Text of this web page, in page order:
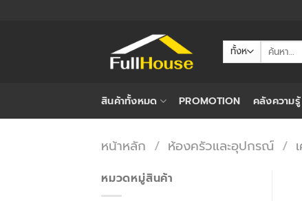
ค้นหา:
สินค้าทั้งหมด PROMOTION คลังความรู้
หน้าหลัก / ห้องครัวและอุปกรณ์ /
หมวดหมู่สินค้า